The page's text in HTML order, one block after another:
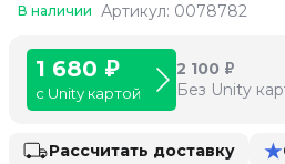
В наличии Артикул: 0078782
1 680 ₽
с Unity картой
2 100 ₽
Без Unity
Рассчитать доставку ★